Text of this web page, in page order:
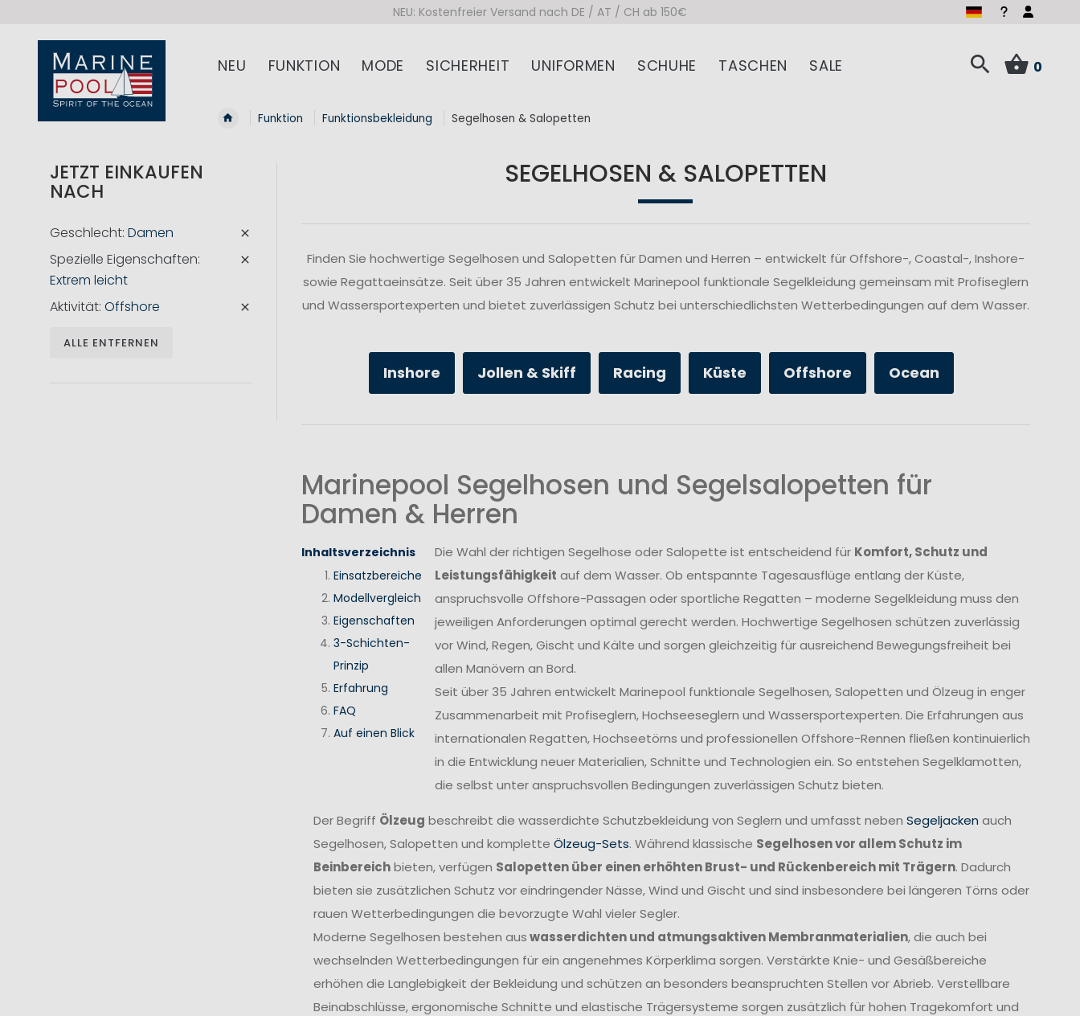
NEU: Kostenfreier Versand nach DE / AT / CH ab 150€
NEU FUNKTION MODE SICHERHEIT UNIFORMEN SCHUHE TASCHEN SALE 0
Funktion Funktionsbekleidung Segelhosen & Salopetten
SEGELHOSEN & SALOPETTEN
Finden Sie hochwertige Segelhosen und Salopetten für Damen und Herren – entwickelt für Offshore-, Coastal-, Inshore-
sowie Regattaeinsätze. Seit über 35 Jahren entwickelt Marinepool funktionale Segelkleidung gemeinsam mit Profiseglern
und Wassersportexperten und bietet zuverlässigen Schutz bei unterschiedlichsten Wetterbedingungen auf dem Wasser.
Inshore Jollen & Skiff Racing Küste Offshore Ocean
Marinepool Segelhosen und Segelsalopetten für
Damen & Herren
Inhaltsverzeichnis
Einsatzbereiche
Modellvergleich
Eigenschaften
3-Schichten-
Prinzip
Erfahrung
FAQ
Auf einen Blick
Die Wahl der richtigen Segelhose oder Salopette ist entscheidend für Komfort, Schutz und
Leistungsfähigkeit auf dem Wasser. Ob entspannte Tagesausflüge entlang der Küste,
anspruchsvolle Offshore-Passagen oder sportliche Regatten – moderne Segelkleidung muss den
jeweiligen Anforderungen optimal gerecht werden. Hochwertige Segelhosen schützen zuverlässig
vor Wind, Regen, Gischt und Kälte und sorgen gleichzeitig für ausreichend Bewegungsfreiheit bei
allen Manövern an Bord.
Seit über 35 Jahren entwickelt Marinepool funktionale Segelhosen, Salopetten und Ölzeug in enger
Zusammenarbeit mit Profiseglern, Hochseeseglern und Wassersportexperten. Die Erfahrungen aus
internationalen Regatten, Hochseetörns und professionellen Offshore-Rennen fließen kontinuierlich
in die Entwicklung neuer Materialien, Schnitte und Technologien ein. So entstehen Segelklamotten,
die selbst unter anspruchsvollen Bedingungen zuverlässigen Schutz bieten.
Der Begriff Ölzeug beschreibt die wasserdichte Schutzbekleidung von Seglern und umfasst neben Segeljacken auch
Segelhosen, Salopetten und komplette Ölzeug-Sets. Während klassische Segelhosen vor allem Schutz im
Beinbereichbieten, verfügen Salopetten über einen erhöhten Brust- und Rückenbereich mit Trägern. Dadurch
bieten sie zusätzlichen Schutz vor eindringender Nässe, Wind und Gischt und sind insbesondere bei längeren Törns oder
rauen Wetterbedingungen die bevorzugte Wahl vieler Segler.
Moderne Segelhosen bestehen auswasserdichten und atmungsaktiven Membranmaterialien, die auch bei
wechselnden Wetterbedingungen für ein angenehmes Körperklima sorgen. Verstärkte Knie- und Gesäßbereiche
erhöhen die Langlebigkeit der Bekleidung und schützen an besonders beanspruchten Stellen vor Abrieb. Verstellbare
Beinabschlüsse, ergonomische Schnitte und elastische Trägersysteme sorgen zusätzlich für hohen Tragekomfort und
JETZT EINKAUFEN
NACH
Geschlecht Damen
Spezielle Eigenschaften
Extrem leicht
Aktivität Offshore
ALLE ENTFERNEN